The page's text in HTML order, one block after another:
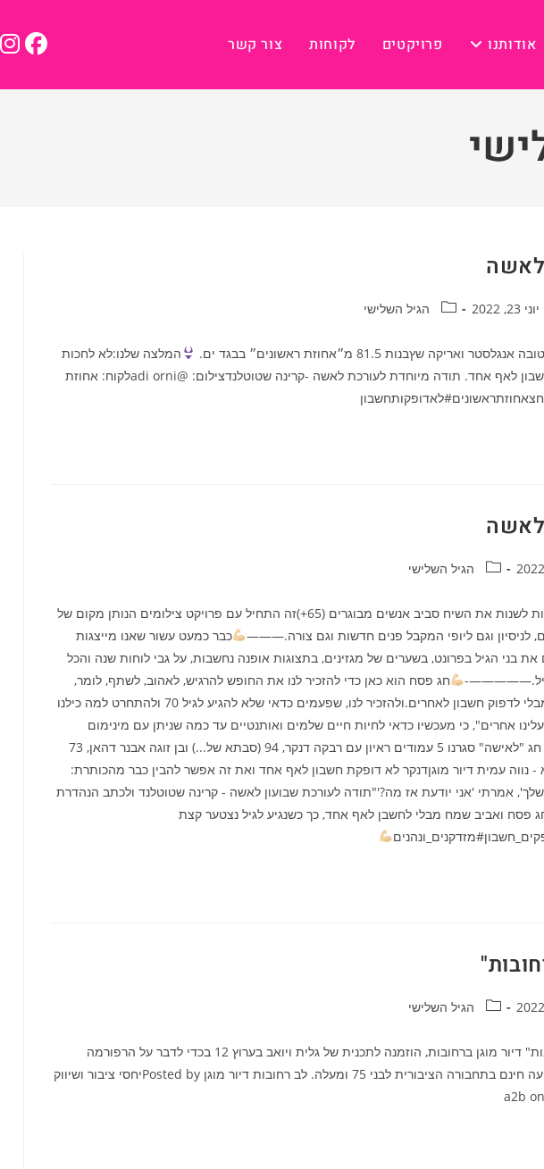
אודותנו פרויקטים לקוחות צור קשר
יוני 23, 2022 קטגוריה:הגיל השלישי
שץבנות 81.5 מ״אחוזת ראשונים״ בבגד ים.
המלצה שלנו:לא לחכות
לגיל 80 פלוס כדי לא לדפוק חשבון לאף אחד. תודה מיוחדת לעורכת לאשה -קרינה שטוטלנדצילום: @adi orniלקוח: אחוזת
קטגוריה:הגיל השלישי
כבר כמעט עשור שאנו פועלות לשנות את השיח סביב אנשים מבוגרים (65+)זה התחיל עם פרויקט צילומים הנותן מקום של
לניסיון וגם ליופי המקבל פנים חדשות וגם צורה.———
כבר כמעט עשור שאנו מייצגות
בני הגיל בפרונט, בשערים של מגזינים, בתצוגות אופנה נחשבות, על גבי לוחות שנה והכל
גיל.—————-
חג פסח הוא כאן כדי להזכיר לנו את החופש להרגיש, לאהוב, לשתף, לומר,
לחשוף והכל מבלי להתייבש ומבלי לדפוק חשבון לאחרים.ולהזכיר לנו, שפעמים כדאי שלא להגיע לגיל 70 ולהתחרט למה כילנו
אחרים", כי מעכשיו כדאי לחיות חיים שלמים ואותנטיים עד כמה שניתן עם מינימום
היום, בגיליון חג "לאישה" סגרנו 5 עמודים ראיון עם רבקה דנקר, 94 (סבתא של...) ובן זוגה אבנר דהאן, 73
- נווה עמית דיור מוגןדנקר לא דופקת חשבון לאף אחד ואת זה אפשר להבין כבר מהכותרת:
שלך', אמרתי 'אני יודעת אז מה?'"תודה לעורכת שבועון לאשה - קרינה שטוטלנד ולכתב הנהדרת
פסח ואביב שמח מבלי לחשבן לאף אחד, כך כשנגיע לגיל נצטער קצת
קטגוריה:הגיל השלישי
אסתר אלוני דיירת ב "לב רחובות" דיור מוגן ברחובות, הוזמנה לתכנית של גלית ויואב בערוץ 12 בכדי לדבר על הרפורמה
החדשה בתחבורה הכוללת נסיעה חינם בתחבורה הציבורית לבני 75 ומעלה. לב רחובות דיור מוגןPosted by ‎יחסי ציבור ושיווק
a2b‎